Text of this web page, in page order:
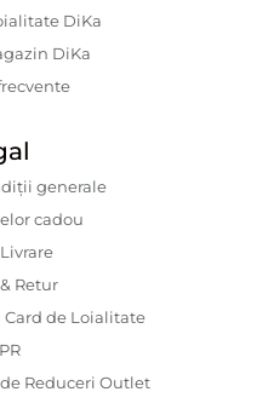
DiKa
DiKa
generale
cadou
Retur
de Loialitate
Reduceri Outlet